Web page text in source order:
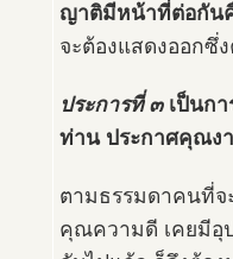
ญาติมีหน้าที่ต่อกัน
จะต้องแสดงออกซึ่
ประการที่ ๓เป็นกา
ท่าน ประกาศคุณง
ตามธรรมดาคนที่จ
คุณความดี เคยมีอุ